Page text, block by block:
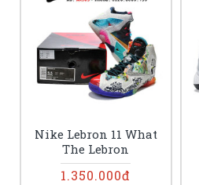
Nike Lebron 11 What
The Lebron
1.350.000đ